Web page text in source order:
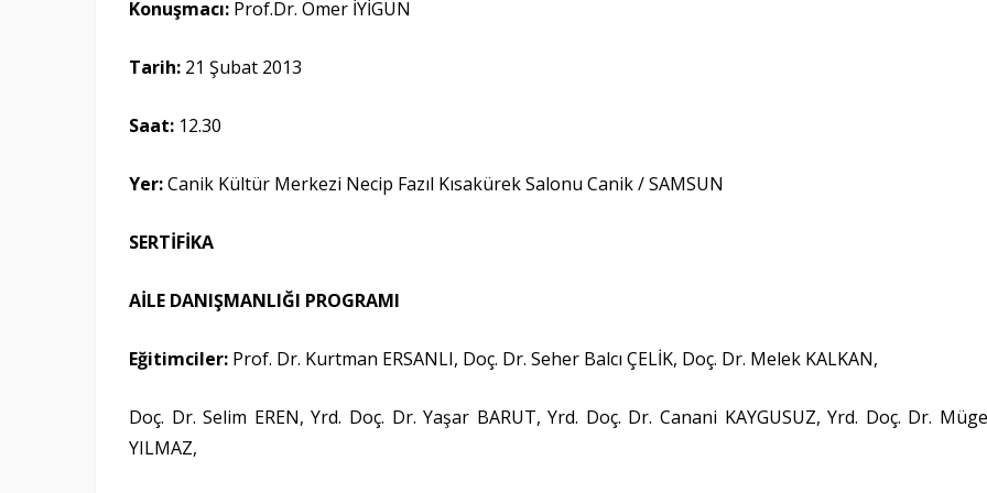
Konuşmacı: Prof.Dr. Ömer İYİGÜN
Tarih: 21 Şubat 2013
Saat: 12.30
Yer:Canik Kültür Merkezi Necip Fazıl Kısakürek Salonu Canik / SAMSUN
SERTİFİKA
AİLE DANIŞMANLIĞI PROGRAMI
Eğitimciler: Prof. Dr. Kurtman ERSANLI, Doç. Dr. Seher Balcı ÇELİK, Doç. Dr. Melek KALKAN,
Doç. Dr. Selim EREN, Yrd. Doç. Dr. Yaşar BARUT, Yrd. Doç. Dr. Canani KAYGUSUZ, Yrd. Doç. Dr. Müge
YILMAZ,